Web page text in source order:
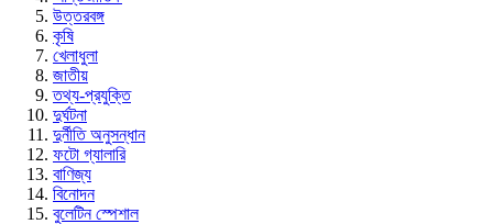
উত্তরবঙ্গ
কৃষি
খেলাধুলা
জাতীয়
তথ্য-প্রযুক্তি
দুর্ঘটনা
দুর্নীতি অনুসন্ধান
ফটো গ্যালারি
বাণিজ্য
বিনোদন
বুলেটিন স্পেশাল